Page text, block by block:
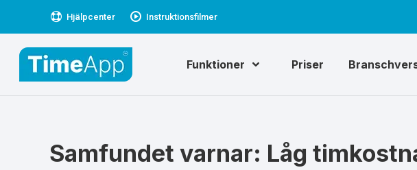
Hjälpcenter Instruktionsfilmer
Funktioner Priser
Samfundet varnar: Låg